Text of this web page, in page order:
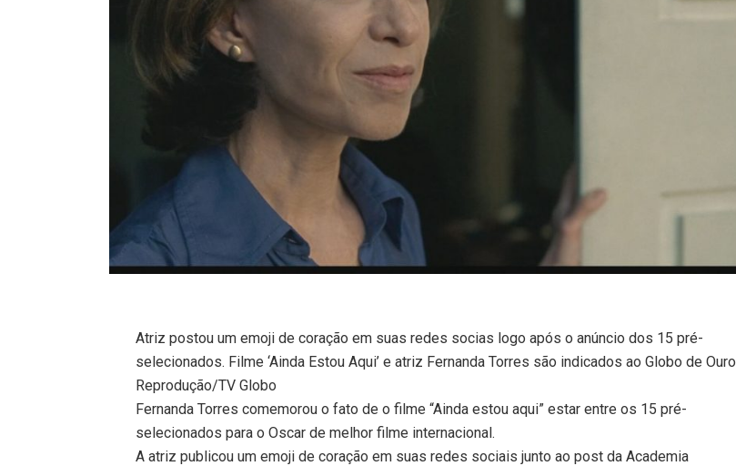
Atriz postou um emoji de coração em suas redes socias logo após o anúncio dos 15 pré-
selecionados. Filme ‘Ainda Estou Aqui’ e atriz Fernanda Torres são indicados ao Globo de Ouro
Reprodução/TV Globo
Fernanda Torres comemorou o fato de o filme “Ainda estou aqui” estar entre os 15 pré-
selecionados para o Oscar de melhor filme internacional.
A atriz publicou um emoji de coração em suas redes sociais junto ao post da Academia